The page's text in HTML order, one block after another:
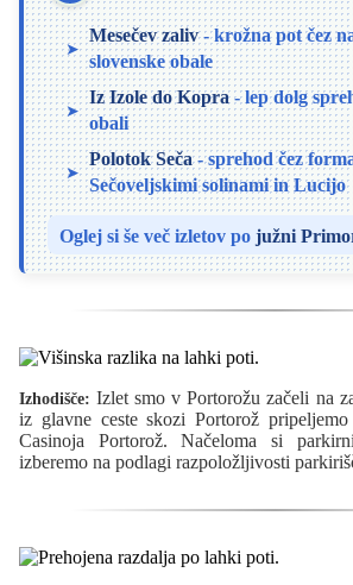
Mesečev zaliv - krožna pot čez
slovenske obale
Iz Izole do Kopra - lep dolg
obali
Polotok Seča - sprehod čez
Sečoveljskimi solinami in Lucijo
Oglej si še več izletov po južni
Izhodišče: Izlet smo v Portorožu začeli na
iz glavne ceste skozi Portorož
Casinoja Portorož. Načeloma si
izberemo na podlagi razpoložljivosti